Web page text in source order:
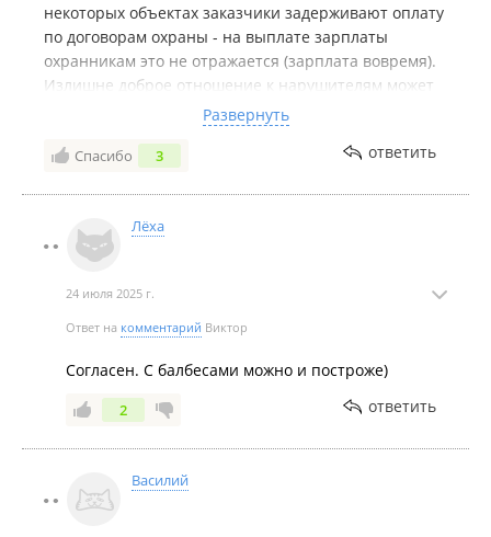
некоторых объектах заказчики задерживают оплату
по договорам охраны - на выплате зарплаты
охранникам это не отражается (зарплата вовремя).
Излишне доброе отношение к нарушителям может
отражаться на добросовестных работниках -
приходится идти навстречу при срочных заменах
охранников - разгильдяев. Руководство Союза
чувствует, что за ним целая компания, а в случае
опасной ситуации ГБР компании приезжает быстро
Развернуть
Спасибо 3 ответить
Лёха
24 июля 2025 г.
Ответ на комментарий Виктор
Согласен. С балбесами можно и построже)
2 ответить
Василий